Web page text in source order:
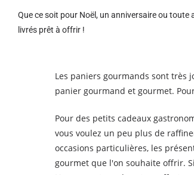
Que ce soit pour Noël, un anniversaire ou
livrés prêt à offrir !
Les paniers gourmands sont très
panier gourmand et gourmet.
Pour des petits cadeaux
vous voulez un peu plus de
occasions particulières, les
gourmet que l'on souhaite offrir.